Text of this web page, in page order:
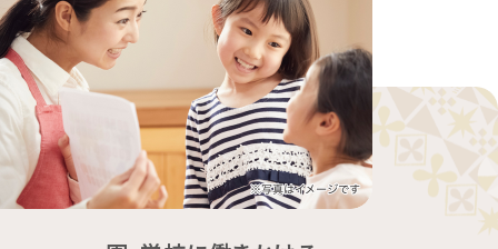
所沢市
越谷市
志木市
八王子市
町田市
品川区
川崎市多摩区
横浜市緑区
川崎市高津区
大阪市東淀川区
枚方市
大阪市中央区